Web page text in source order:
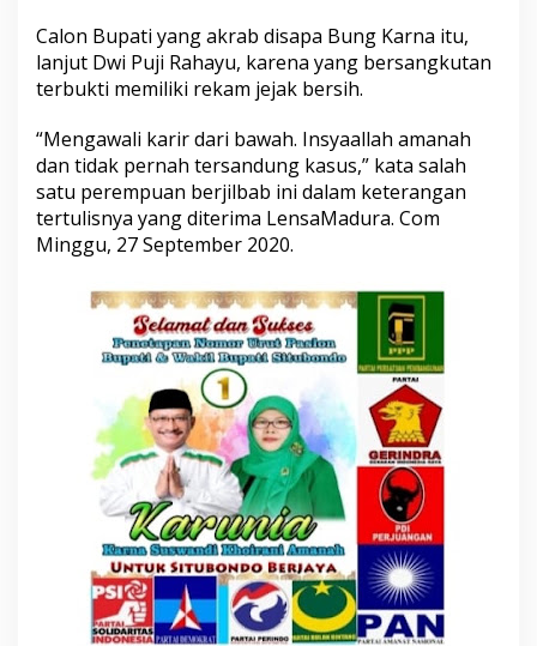
t
u
b
n
d
o
2
0
2
Calon Bupati yang akrab disapa Bung Karna itu,
lanjut Dwi Puji Rahayu, karena yang bersangkutan
terbukti memiliki rekam jejak bersih.
“Mengawali karir dari bawah. Insyaallah amanah
dan tidak pernah tersandung kasus,” kata salah
satu perempuan berjilbab ini dalam keterangan
tertulisnya yang diterima LensaMadura. Com
Minggu, 27 September 2020.